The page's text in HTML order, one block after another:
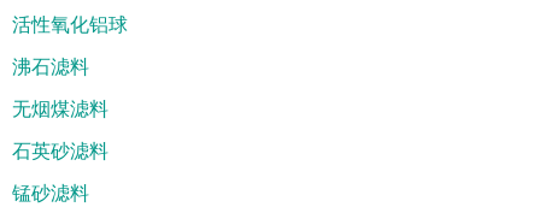
活性氧化铝球
沸石滤料
无烟煤滤料
石英砂滤料
锰砂滤料